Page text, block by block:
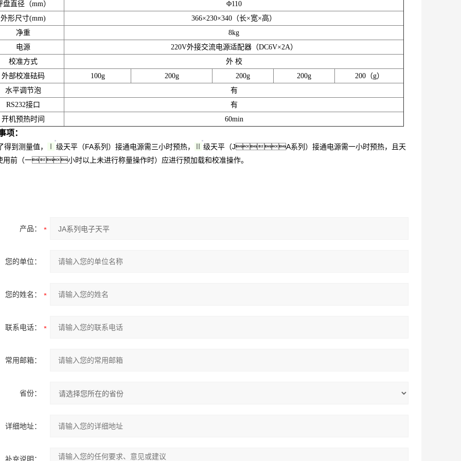
盘直径（mm）
Φ110
外形尺寸(mm)
366×230×340（长×宽×高）
净重
8kg
电源
220V外接交流电源适配器（DC6V×2A）
校准方式
外 校
外部校准砝码
100g 200g 200g 200g
200（g）
水平调节泡
有
RS232接口
有
开机预热时间
60min
项：
得到测量值， 级天平（FA系列）接通电源需三小时预热，
级天平（JA系列）接通电源需一小时预热，且天
用前（一小时以上未进行称量操作时）应进行预加载和校准操作。
产品：
您的单位：
您的姓名：
联系电话：
常用邮箱：
省份：
详细地址：
补充说明：